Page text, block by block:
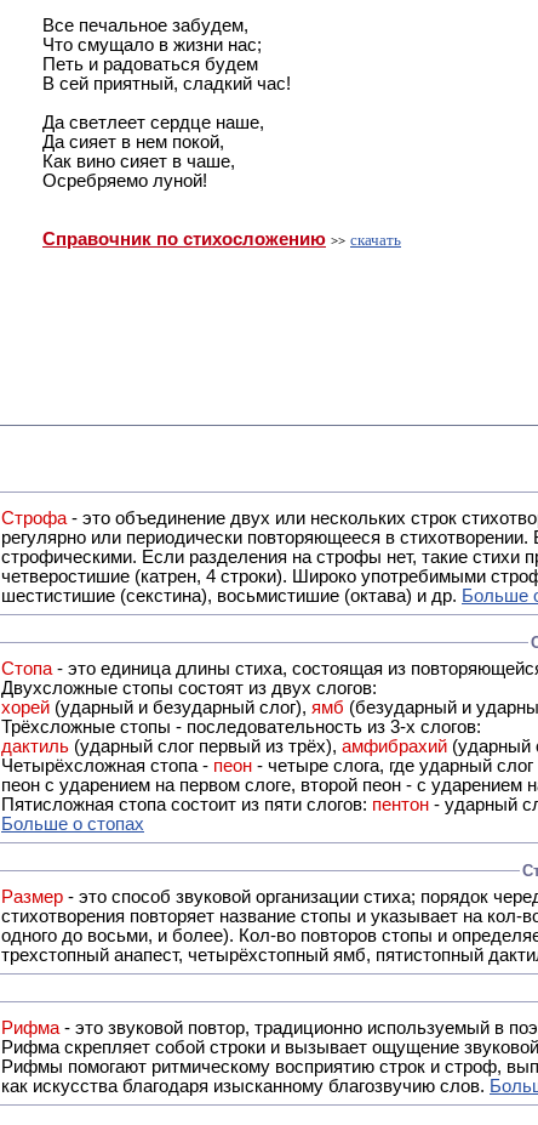
Все печальное забудем,
Что смущало в жизни нас;
Петь и радоваться будем
В сей приятный, сладкий час!
Да светлеет сердце наше,
Да сияет в нем покой,
Как вино сияет в чаше,
Осребряемо луной!
Справочник по стихосложению >> скачать
Строфа - это объединение двух или нескольких строк стихотворения, имеющих интонационное сходство или общую
регулярно или периодически повторяющееся в стихотворении. Большинство стихотворений делятся на строфы и т.о. являются
строфическими. Если разделения на строфы нет, такие стихи принято называть астрофическими. Самая популярная строфа в русской поэзии -
четверостишие (катрен, 4 строки). Широко употребимыми
шестистишие (секстина), восьмистишие (октава) и др. Больше
Стопа - это единица длины стиха, состоящая из
Двухсложные стопы состоят из двух слогов:
хорей (ударный и безударный слог), ямб (безударный и
Трёхсложные стопы - последовательность из 3-х слогов:
дактиль (ударный слог первый из трёх), амфибрахий (ударный
Четырёхсложная стопа - пеон - четыре слога, где ударный
пеон с ударением на первом слоге, второй пеон - с ударением
Пятисложная стопа состоит из пяти слогов: пентон - ударный
Больше о стопах
Размер - это способ звуковой организации стиха; порядок
стихотворения повторяет название стопы и указывает на
одного до восьми, и более). Кол-во повторов стопы и
трехстопный анапест, четырёхстопный ямб, пятистопный
Рифма
- это звуковой повтор, традиционно
Рифма скрепляет собой строки и вызывает ощущение
Рифмы помогают ритмическому восприятию строк и строф,
как искусства благодаря изысканному благозвучию слов.